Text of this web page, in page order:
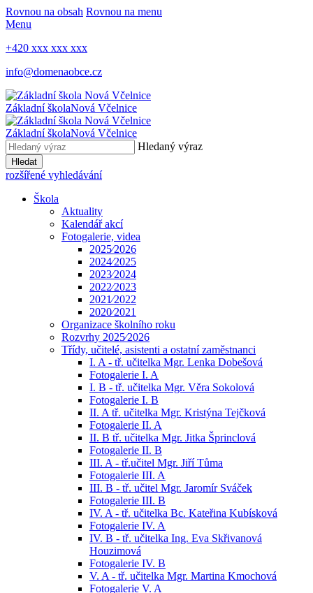
Rovnou na obsah Rovnou na menu
Menu
+420 xxx xxx xxx
info@domenaobce.cz
Základní školaNová Včelnice
Základní školaNová Včelnice
Hledaný výraz
Hledat
rozšířené vyhledávání
Škola
Aktuality
Kalendář akcí
Fotogalerie, videa
2025⁄2026
2024⁄2025
2023⁄2024
2022⁄2023
2021⁄2022
2020⁄2021
Organizace školního roku
Rozvrhy 2025⁄2026
Třídy, učitelé, asistenti a ostatní zaměstnanci
I. A - tř. učitelka Mgr. Lenka Dobešová
Fotogalerie I. A
I. B - tř. učitelka Mgr. Věra Sokolová
Fotogalerie I. B
II. A tř. učitelka Mgr. Kristýna Tejčková
Fotogalerie II. A
II. B tř. učitelka Mgr. Jitka Šprinclová
Fotogalerie II. B
III. A - tř.učitel Mgr. Jiří Tůma
Fotogalerie III. A
III. B - tř. učitel Mgr. Jaromír Sváček
Fotogalerie III. B
IV. A - tř. učitelka Bc. Kateřina Kubísková
Fotogalerie IV. A
IV. B - tř. učitelka Ing. Eva Skřivanová
Houzimová
Fotogalerie IV. B
V. A - tř. učitelka Mgr. Martina Kmochová
Fotogalerie V. A